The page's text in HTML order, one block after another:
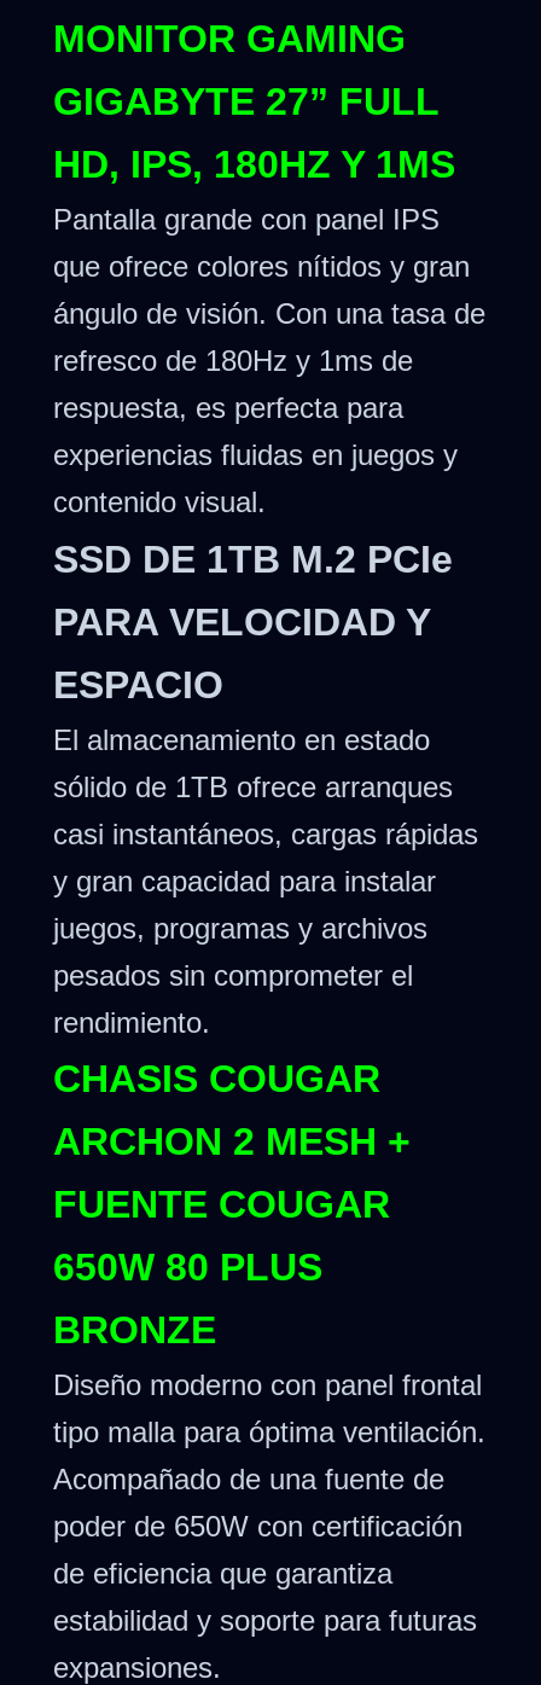
MONITOR GAMING
GIGABYTE 27” FULL
HD, IPS, 180HZ Y 1MS
Pantalla grande con panel IPS
que ofrece colores nítidos y gran
ángulo de visión. Con una tasa de
refresco de 180Hz y 1ms de
respuesta, es perfecta para
experiencias fluidas en juegos y
contenido visual.
SSD DE 1TB M.2 PCIe
PARA VELOCIDAD Y
ESPACIO
El almacenamiento en estado
sólido de 1TB ofrece arranques
casi instantáneos, cargas rápidas
y gran capacidad para instalar
juegos, programas y archivos
pesados sin comprometer el
rendimiento.
CHASIS COUGAR
ARCHON 2 MESH +
FUENTE COUGAR
650W 80 PLUS
BRONZE
Diseño moderno con panel frontal
tipo malla para óptima ventilación.
Acompañado de una fuente de
poder de 650W con certificación
de eficiencia que garantiza
estabilidad y soporte para futuras
expansiones.